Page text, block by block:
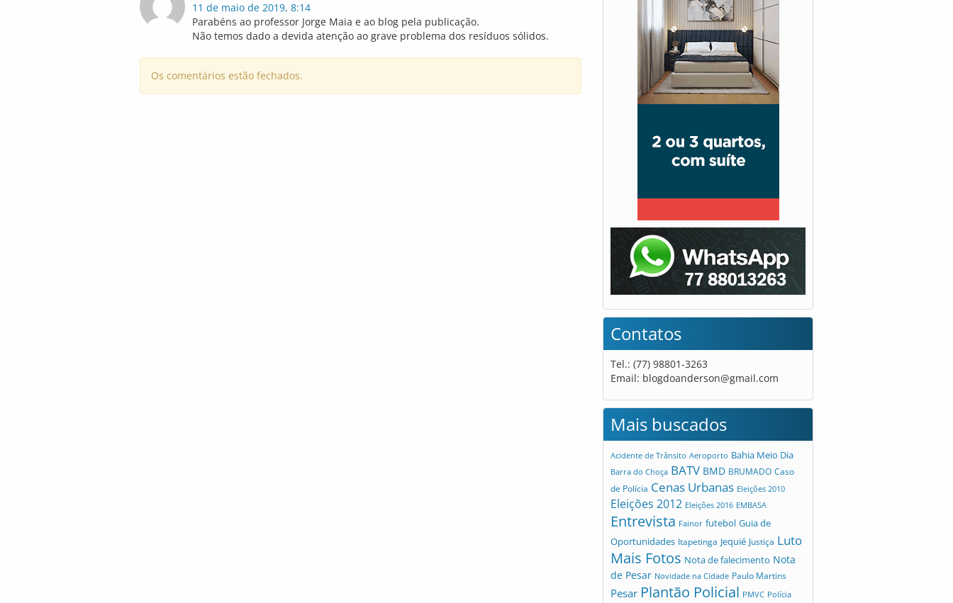
11 de maio de 2019, 8:14
Parabéns ao professor Jorge Maia e ao blog pela publicação.
Não temos dado a devida atenção ao grave problema dos resíduos sólidos.
Os comentários estão fechados.
Contatos
Tel.: (77) 98801-3263
Email: blogdoanderson@gmail.com
Mais buscados
Acidente de Trânsito Aeroporto Bahia Meio Dia
Barra do Choça BATV BMD BRUMADO Caso
de Polícia Cenas Urbanas Eleições 2010
Eleições 2012 Eleições 2016 EMBASA
Entrevista Fainor futebol Guia de
Oportunidades Itapetinga Jequié Justiça Luto
Mais Fotos Nota de falecimento Nota
de Pesar Novidade na Cidade Paulo Martins
Pesar Plantão Policial PMVC Polícia